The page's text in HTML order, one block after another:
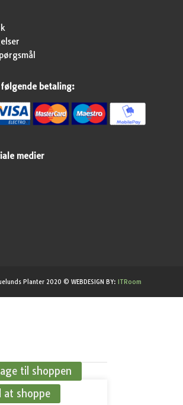
betaling:
medier
Planter 2020 © WEBDESIGN BY: ITRoom
til shoppen
shoppe